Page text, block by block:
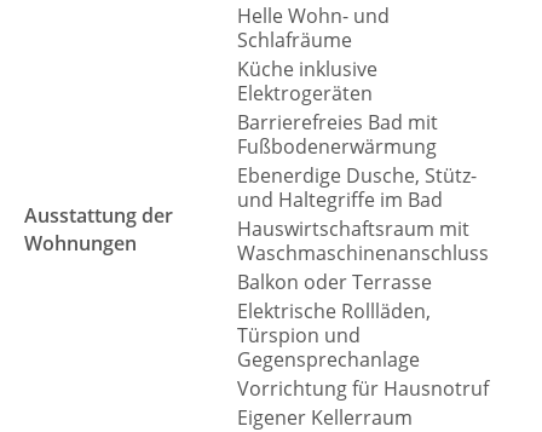
Ausstattung der
Wohnungen
Helle Wohn- und
Schlafräume
Küche inklusive
Elektrogeräten
Barrierefreies Bad mit
Fußbodenerwärmung
Ebenerdige Dusche, Stütz-
und Haltegriffe im Bad
Hauswirtschaftsraum mit
Waschmaschinenanschluss
Balkon oder Terrasse
Elektrische Rollläden,
Türspion und
Gegensprechanlage
Vorrichtung für Hausnotruf
Eigener Kellerraum